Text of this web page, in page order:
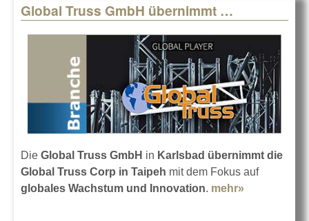
Global Truss GmbH übernimmt …
Die Global Truss GmbH in Karlsbad übernimmt die
Global Truss Corp in Taipeh mit dem Fokus auf
globales Wachstum und Innovation. mehr»